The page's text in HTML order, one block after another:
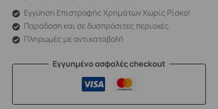
Εγγύηση Επιστροφής Χρημάτων Χωρίς Ρίσκο!
Παράδοση και σε δυσπρόσιτες περιοχές.
Πληρωμές με αντικαταβολή
Εγγυημένο ασφαλές checkout